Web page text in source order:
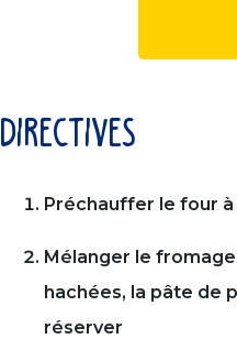
directives
Préchauffer le four à
Mélanger le
hachées, la pâte de
réserver